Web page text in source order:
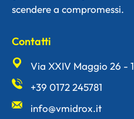
scendere a compromessi.
Contatti
Via XXIV Maggio 26 -
+39 0172 245781
info@vmidrox.it